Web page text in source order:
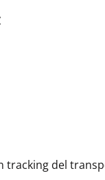
tracking del